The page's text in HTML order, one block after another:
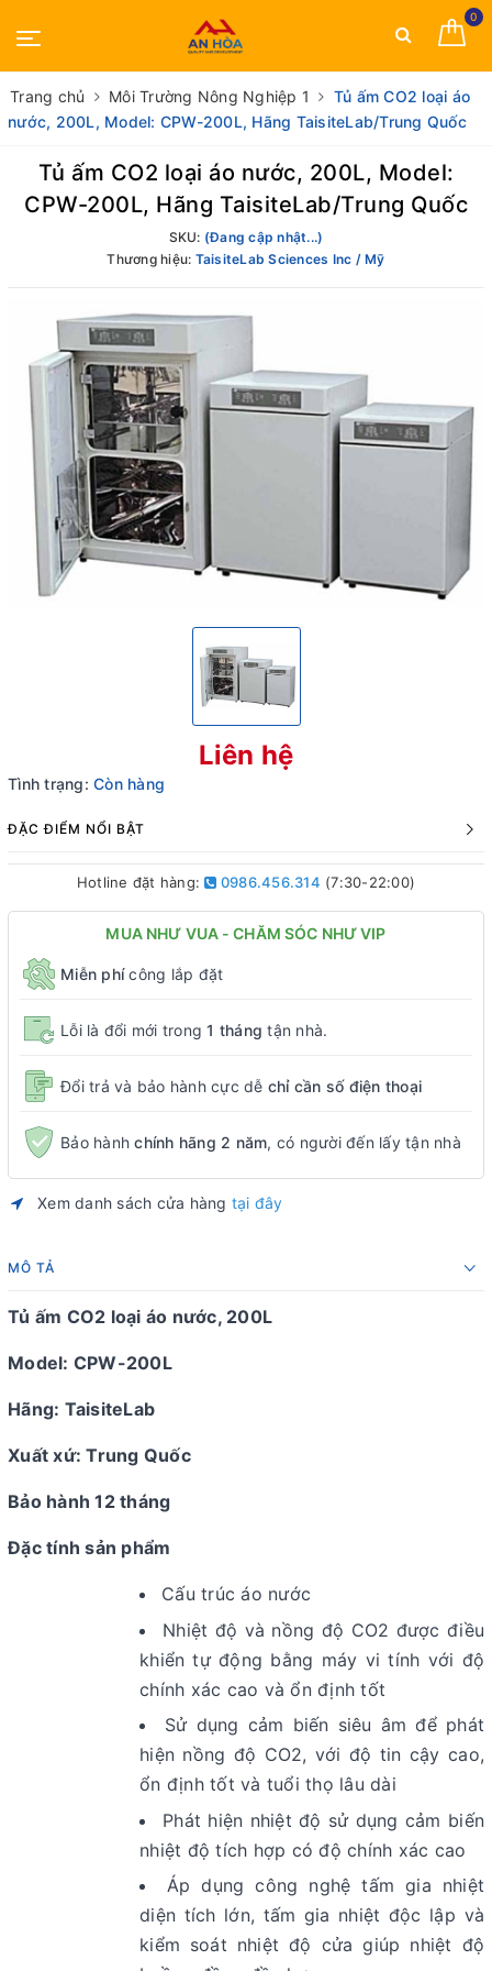
0
Trang chủ Môi Trường Nông Nghiệp 1
Tủ ấm CO2 loại áo
nước, 200L, Model: CPW-200L, Hãng TaisiteLab/Trung Quốc
Tủ ấm CO2 loại áo nước, 200L, Model:
CPW-200L, Hãng TaisiteLab/Trung Quốc
SKU: (Đang cập nhật...)
Thương hiệu: TaisiteLab Sciences Inc / Mỹ
Liên hệ
Tình trạng: Còn hàng
ĐẶC ĐIỂM NỔI BẬT
Hotline đặt hàng: 0986.456.314 (7:30-22:00)
MUA NHƯ VUA - CHĂM SÓC NHƯ VIP
Miễn phícông lắp đặt
Lỗi là đổi mới trong1 tháng tận nhà.
Đổi trả và bảo hành cực dễ chỉ cần số điện thoại
Bảo hànhchính hãng 2 năm, có người đến lấy tận nhà
Xem danh sách cửa hàng tại đây
MÔ TẢ
Tủ ấm CO2 loại áo nước, 200L
Model: CPW-200L
Hãng: TaisiteLab
Xuất xứ: Trung Quốc
Bảo hành 12 tháng
Đặc tính sản phẩm
Cấu trúc áo nước
Nhiệt độ và nồng độ CO2 được điều
khiển tự động bằng máy vi tính với độ
chính xác cao và ổn định tốt
Sử dụng cảm biến siêu âm để phát
hiện nồng độ CO2, với độ tin cậy cao,
ổn định tốt và tuổi thọ lâu dài
Phát hiện nhiệt độ sử dụng cảm biến
nhiệt độ tích hợp có độ chính xác cao
Áp dụng công nghệ tấm gia nhiệt
diện tích lớn, tấm gia nhiệt độc lập và
kiểm soát nhiệt độ cửa giúp nhiệt độ